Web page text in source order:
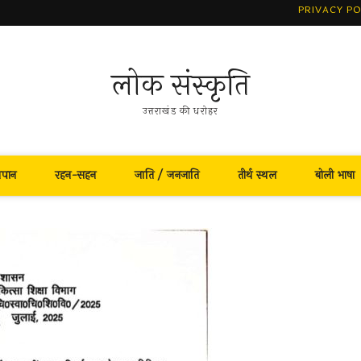
PRIVACY
लोक संस्कृति
उत्तराखंड की धरोहर
रहन-सहन जाति / जनजाति तीर्थ स्थल बोली भाषा